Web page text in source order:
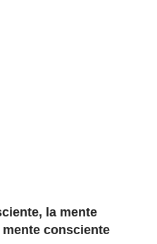
la mente
consciente